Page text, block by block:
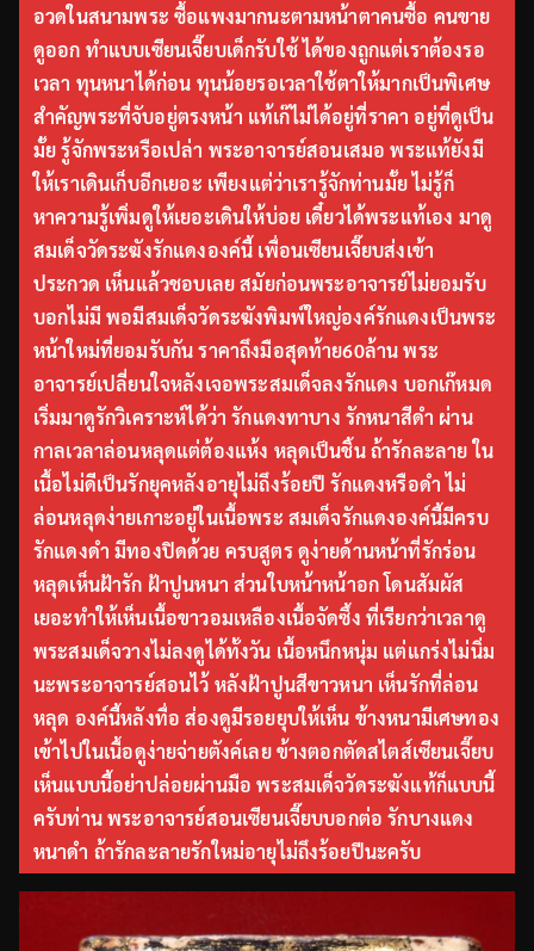
อวดในสนามพระ ซื้อแพงมากนะตามหน้าตาคนซื้อ คนขาย
ดูออก ทำแบบเซียนเจี๊ยบเด็กรับใช้ ได้ของถูกแต่เราต้องรอ
เวลา ทุนหนาได้ก่อน ทุนน้อยรอเวลาใช้ตาให้มากเป็นพิเศษ
สำคัญพระที่จับอยู่ตรงหน้า แท้เก๊ไม่ได้อยู่ที่ราคา อยู่ที่ดูเป็น
มั้ย รู้จักพระหรือเปล่า พระอาจารย์สอนเสมอ พระแท้ยังมี
ให้เราเดินเก็บอีกเยอะ เพียงแต่ว่าเรารู้จักท่านมั้ย ไม่รู้ก็
หาความรู้เพิ่มดูให้เยอะเดินให้บ่อย เดี๋ยวได้พระแท้เอง มาดู
สมเด็จวัดระฆังรักแดงองค์นี้ เพื่อนเซียนเจี๊ยบส่งเข้า
ประกวด เห็นแล้วชอบเลย สมัยก่อนพระอาจารย์ไม่ยอมรับ
บอกไม่มี พอมีสมเด็จวัดระฆังพิมพ์ใหญ่องค์รักแดงเป็นพระ
หน้าใหม่ที่ยอมรับกัน ราคาถึงมือสุดท้าย60ล้าน พระ
อาจารย์เปลี่ยนใจหลังเจอพระสมเด็จลงรักแดง บอกเก๊หมด
เริ่มมาดูรักวิเคราะห์ได้ว่า รักแดงทาบาง รักหนาสีดำ ผ่าน
กาลเวลาล่อนหลุดแต่ต้องแห้ง หลุดเป็นชิ้น ถ้ารักละลาย ใน
เนื้อไม่ดีเป็นรักยุคหลังอายุไม่ถึงร้อยปี รักแดงหรือดำ ไม่
ล่อนหลุดง่ายเกาะอยู่ในเนื้อพระ สมเด็จรักแดงองค์นี้มีครบ
รักแดงดำ มีทองปิดด้วย ครบสูตร ดูง่ายด้านหน้าที่รักร่อน
หลุดเห็นฝ้ารัก ฝ้าปูนหนา ส่วนใบหน้าหน้าอก โดนสัมผัส
เยอะทำให้เห็นเนื้อขาวอมเหลืองเนื้อจัดซึ้ง ที่เรียกว่าเวลาดู
พระสมเด็จวางไม่ลงดูได้ทั้งวัน เนื้อหนึกหนุ่ม แต่แกร่งไม่นิ่ม
นะพระอาจารย์สอนไว้ หลังฝ้าปูนสีขาวหนา เห็นรักที่ล่อน
หลุด องค์นี้หลังทื่อ ส่องดูมีรอยยุบให้เห็น ข้างหนามีเศษทอง
เข้าไปในเนื้อดูง่ายจ่ายตังค์เลย ข้างตอกตัดสไตส์เซียนเจี๊ยบ
เห็นแบบนี้อย่าปล่อยผ่านมือ พระสมเด็จวัดระฆังแท้ก็แบบนี้
ครับท่าน พระอาจารย์สอนเซียนเจี๊ยบบอกต่อ รักบางแดง
หนาดำ ถ้ารักละลายรักใหม่อายุไม่ถึงร้อยปีนะครับ